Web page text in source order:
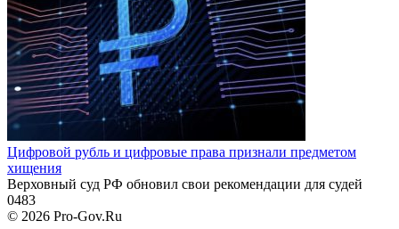
Цифровой рубль и цифровые права признали предметом
хищения
Верховный суд РФ обновил свои рекомендации для судей
0483
© 2026 Pro-Gov.Ru